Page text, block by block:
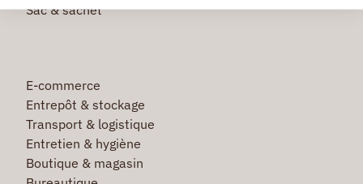
Sac & sachet
E-commerce
Entrepôt & stockage
Transport & logistique
Entretien & hygiène
Boutique & magasin